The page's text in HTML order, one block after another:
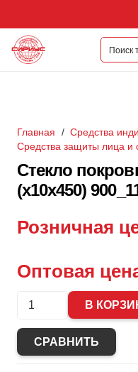
Главная / Средства
Средства защиты лица и
Стекло
(х10х450)
Розничная
Оптовая
Количество
покровное
СВОНА
В
СРАВНИТЬ